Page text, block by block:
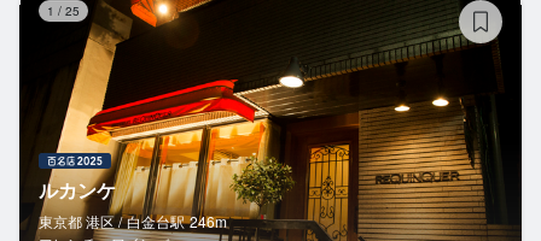
1 / 25
ルカンケ
東京都 港区 / 白金台駅 246m